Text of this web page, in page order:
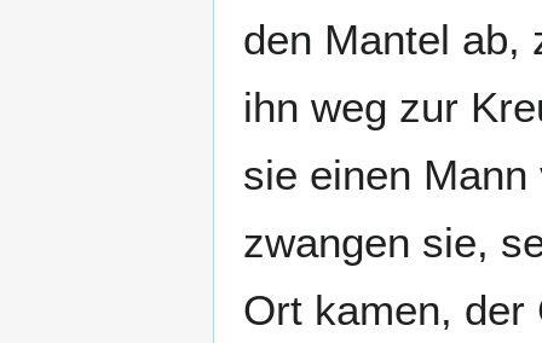
den Mantel ab,
ihn weg zur
sie einen
zwangen sie,
Ort kamen, der